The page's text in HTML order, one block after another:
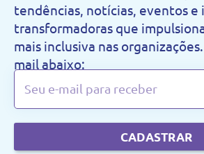
tendências, notícias, eventos e
transformadoras que
mais inclusiva nas
mail abaixo:
CADASTRAR